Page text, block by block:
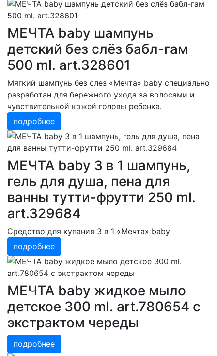
МЕЧТА baby шампунь
детский без слёз бабл-гам
500 ml. art.328601
Мягкий шампунь без слез «Мечта» baby специально
разработан для бережного ухода за волосами и
чувствительной кожей головы ребенка.
подробнее
МЕЧТА baby 3 в 1 шампунь,
гель для душа, пена для
ванны тутти-фрутти 250 ml.
art.329684
Средство для купания 3 в 1 «Мечта» baby
подробнее
МЕЧТА baby жидкое мыло
детское 300 ml. art.780654 с
экстрактом череды
подробнее